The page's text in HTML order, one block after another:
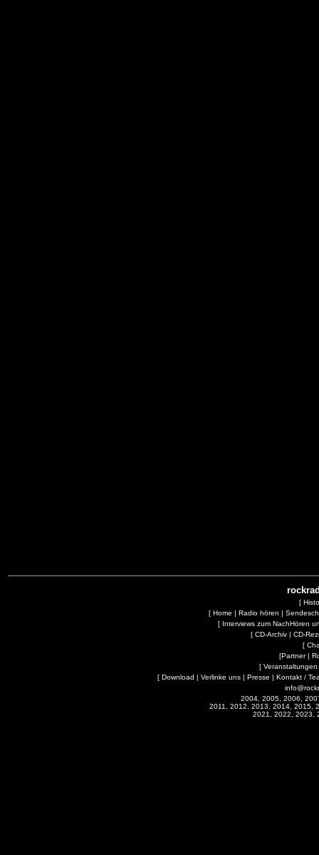
[
[ Home | Radio hören |
[ Interviews zum NachHören
[ CD-Archiv| CD-
[
[Partner|
[ Veranstaltungen
[ Download | Verlinke uns | Presse | Kontakt /
2004, 2005, 2006,
2011, 2012, 2013, 2014, 2015,
2021, 2022, 2023,